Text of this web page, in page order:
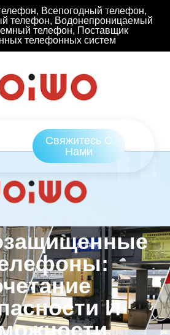
Всепогодный телефон,
телефон, Водонепроницаемый
телефон, Поставщик
телефонных систем
Свяжитесь С
Нами
И